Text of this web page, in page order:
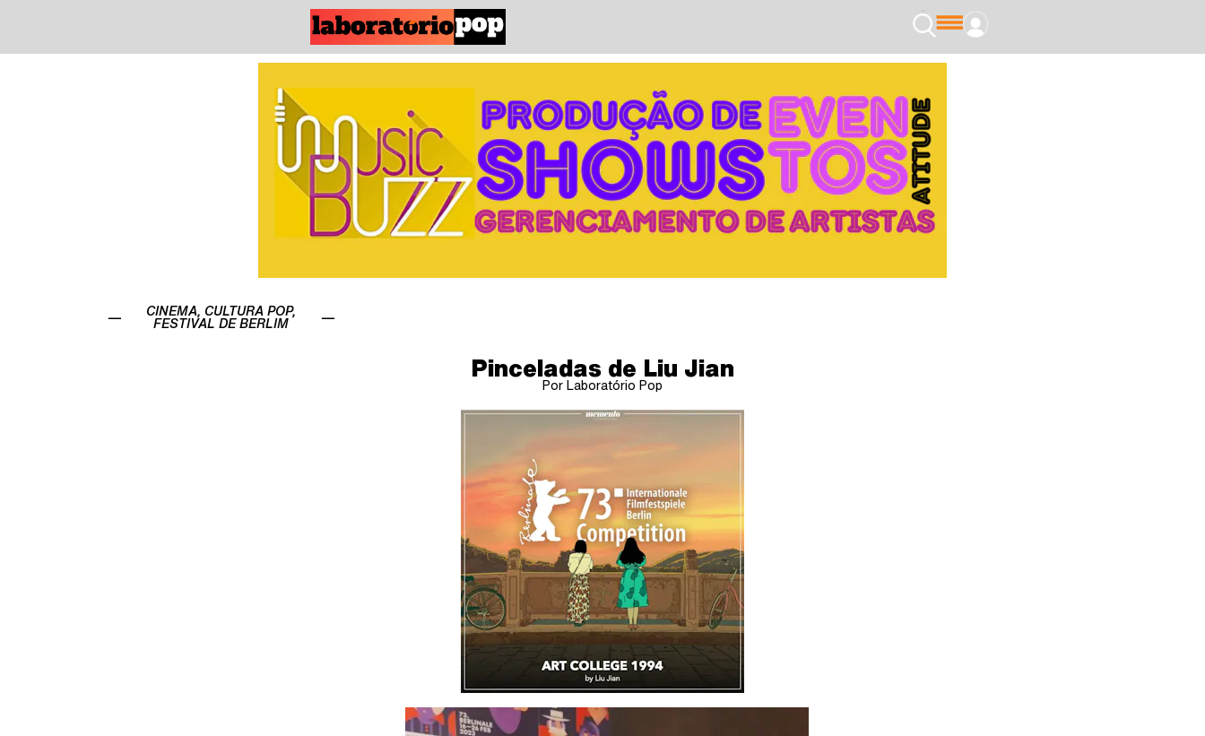
CINEMA, CULTURA POP,
FESTIVAL DE BERLIM
Pinceladas de Liu Jian
Por Laboratório Pop